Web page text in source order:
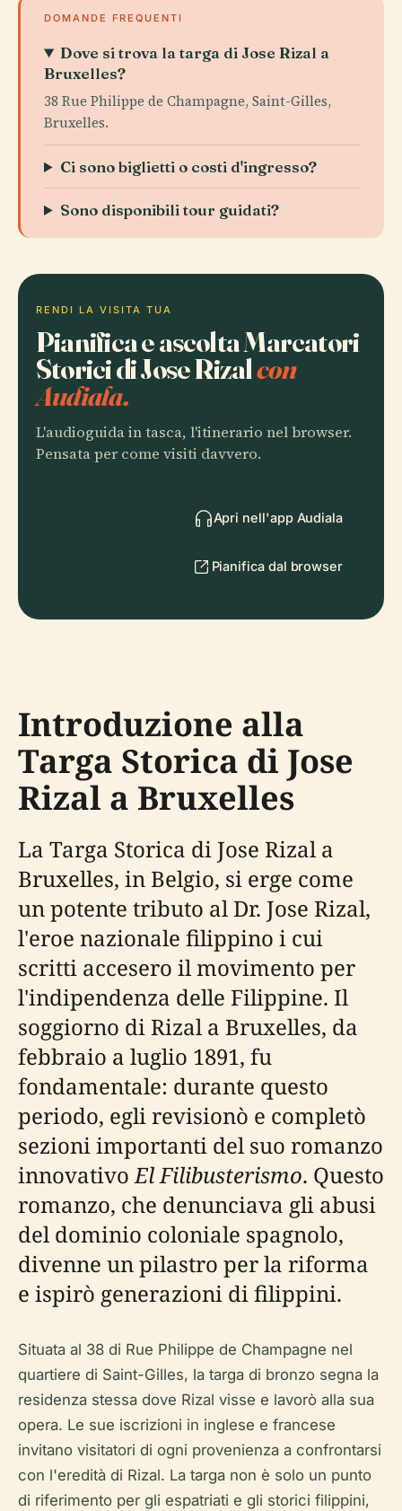
DOMANDE FREQUENTI
Dove si trova la targa di Jose Rizal a
Bruxelles?
38 Rue Philippe de Champagne, Saint-Gilles,
Bruxelles.
Ci sono biglietti o costi d'ingresso?
Sono disponibili tour guidati?
RENDI LA VISITA TUA
Pianifica e ascolta Marcatori
Storici di Jose Rizalcon
Audiala.
L'audioguida in tasca, l'itinerario nel browser.
Pensata per come visiti davvero.
Apri nell'app Audiala
Pianifica dal browser
Introduzione alla
Targa Storica di Jose
Rizal a Bruxelles
La Targa Storica di Jose Rizal a
Bruxelles, in Belgio, si erge come
un potente tributo al Dr. Jose Rizal,
l'eroe nazionale filippino i cui
scritti accesero il movimento per
l'indipendenza delle Filippine. Il
soggiorno di Rizal a Bruxelles, da
febbraio a luglio 1891, fu
fondamentale: durante questo
periodo, egli revisionò e completò
sezioni importanti del suo romanzo
innovativoEl Filibusterismo. Questo
romanzo, che denunciava gli abusi
del dominio coloniale spagnolo,
divenne un pilastro per la riforma
e ispirò generazioni di filippini.
Situata al 38 di Rue Philippe de Champagne nel
quartiere di Saint-Gilles, la targa di bronzo segna la
residenza stessa dove Rizal visse e lavorò alla sua
opera. Le sue iscrizioni in inglese e francese
invitano visitatori di ogni provenienza a confrontarsi
con l'eredità di Rizal. La targa non è solo un punto
di riferimento per gli espatriati e gli storici filippini,